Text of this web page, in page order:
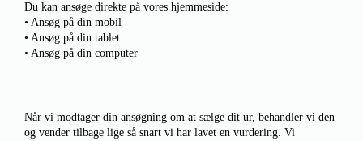
Du kan ansøge direkte på vores hjemmeside:
• Ansøg på din mobil
• Ansøg på din tablet
• Ansøg på din computer
Når vi modtager din ansøgning om at sælge dit ur, behandler vi den
og vender tilbage lige så snart vi har lavet en vurdering. Vi